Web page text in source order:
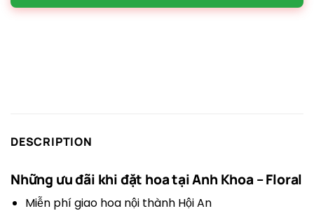
DESCRIPTION
Những ưu đãi khi đặt hoa tạiAnh Khoa – Floral
Miễn phí giao hoa nội thành Hội An